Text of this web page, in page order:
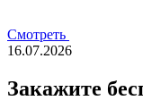
Смотреть
16.07.2026
Закажите